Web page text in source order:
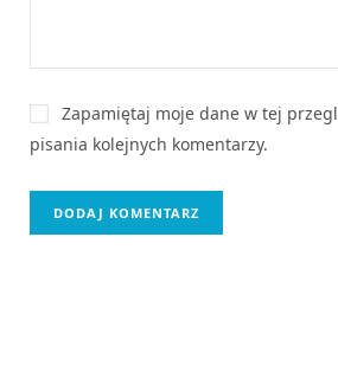
Zapamiętaj moje dane w tej
pisania kolejnych komentarzy.